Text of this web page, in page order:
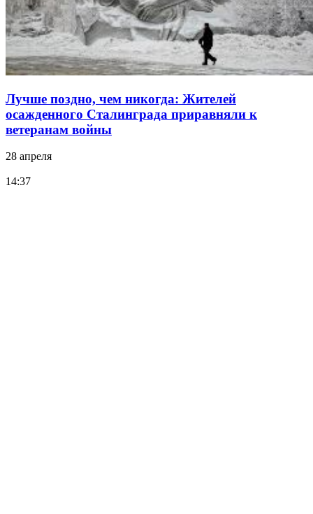
Лучше поздно, чем никогда: Жителей
осажденного Сталинграда приравняли к
ветеранам войны
28 апреля
14:37